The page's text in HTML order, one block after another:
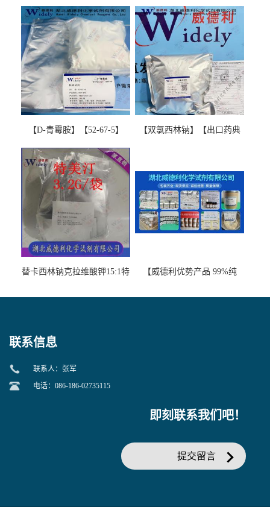
【D-青霉胺】【52-67-5】
图谱检测方法现货供应咨询
张军52-67-5
【双氯西林钠】【出口药典
替卡西林钠克拉维酸钾15:1特
【威德利优势产品 99%纯
联系信息
联系人：张军
电话：086-186-02735115
即刻联系我们吧！
提交留言